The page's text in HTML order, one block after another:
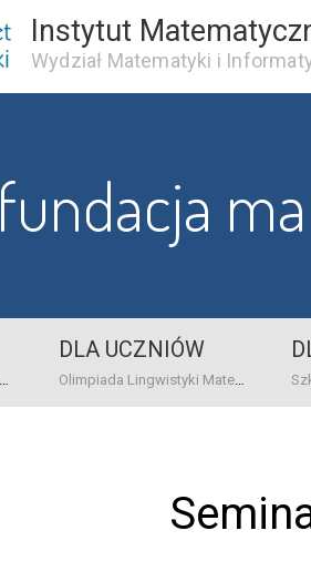
Instytut
Wydział Matematyki i
fundacja
dane bankowo-adresowe kontakt
DLA UCZNIÓW
Olimpiada Lingwistyki Matematycznej